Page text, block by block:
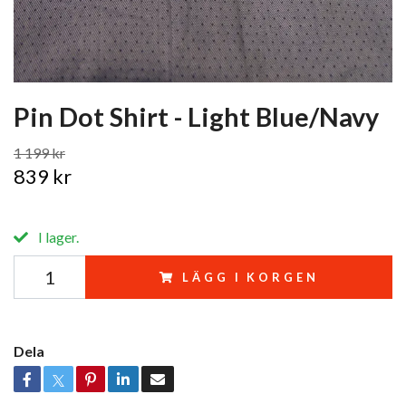
Pin Dot Shirt - Light Blue/Navy
1 199 kr
839 kr
I lager.
LÄGG I KORGEN
Dela